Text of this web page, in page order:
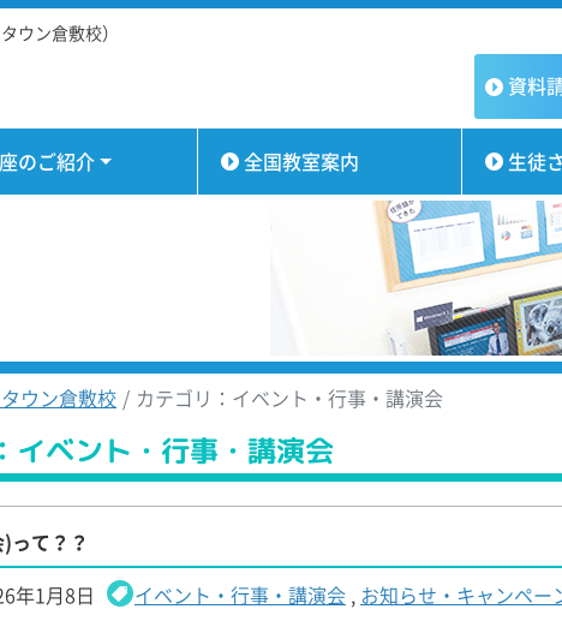
ウン倉敷校）
資料
のご紹介 全国教室案内 生徒
ウン倉敷校 カテゴリ：イベント・行事・講演会
イベント・行事・講演会
て？？
年1月8日
イベント・行事・講演会 , お知らせ・キャンペー